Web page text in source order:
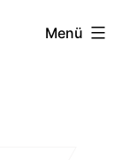
Menü